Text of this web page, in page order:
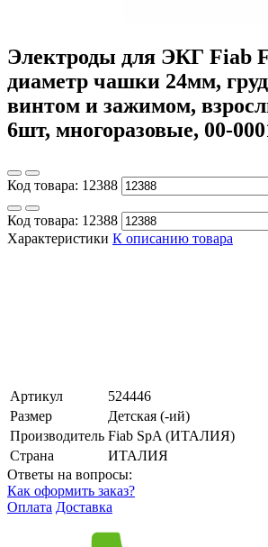
Электроды для ЭКГ Fiab
диаметр чашки 24мм,
винтом и зажимом,
6шт, многоразовые, 00-
Код товара: 12388
Код товара: 12388
Характеристики К описанию товара
Артикул
524446
Размер
Детская (-ий)
Производитель Fiab SpA (ИТАЛИЯ)
Страна
ИТАЛИЯ
Ответы на вопросы:
Как оформить заказ?
Оплата Доставка